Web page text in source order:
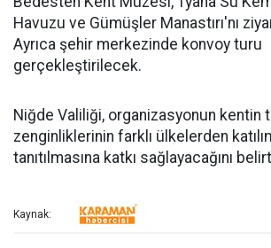
Havuzu ve Gümüşler Manastırı'nı
Ayrıca şehir merkezinde konvoy turu
gerçekleştirilecek.
Niğde Valiliği, organizasyonun kentin
zenginliklerinin farklı ülkelerden
tanıtılmasına katkı sağlayacağını
Kaynak: